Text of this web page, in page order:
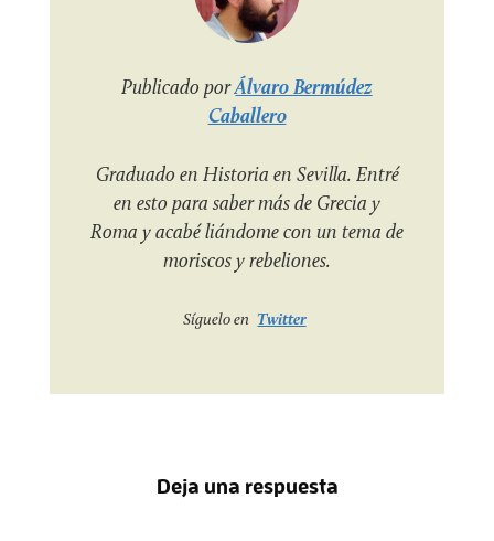
Publicado porÁlvaro Bermúdez
Caballero
Graduado en Historia en Sevilla. Entré
en esto para saber más de Grecia y
Roma y acabé liándome con un tema de
moriscos y rebeliones.
Síguelo en Twitter
Deja una respuesta